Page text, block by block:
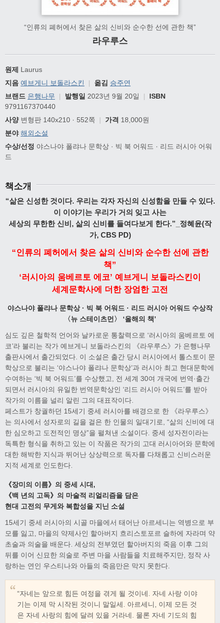
“인류의 폐허에서 찾은 삶의 신비와 순수한 선에 관한 책”
라우루스
원제 Laurus
지음 예브게니 보돌라스킨 | 옮김 승주연
브랜드 은행나무 | 발행일 2023년 9월 20일 |
ISBN
9791167370440
사양변형판 140x210 · 552쪽 | 가격 18,000원
분야 해외소설
수상/선정 야스나야 폴랴나 문학상 · 빅 북 어워드 · 리드 러시아 어워
드
책소개
“삶은 신성한 것이다. 우리는 각자 자신의 신성함을 만들 수 있다.
이 이야기는 우리가 거의 잊고 사는
세상의 무한한 신비, 삶의 신비를 들여다보게 한다.”_정혜윤(작
가, CBS PD)
“인류의 폐허에서 찾은 삶의 신비와 순수한 선에 관한
책”
‘러시아의 움베르토 에코’ 예브게니 보돌라스킨이
세계문학사에 더한 장엄한 고전
야스나야 폴랴나 문학상 · 빅 북 어워드 · 리드 러시아 어워드 수상작
〈뉴 스테이츠먼〉 ‘올해의 책’
심도 깊은 철학적 언어와 날카로운 통찰력으로 ‘러시아의 움베르토 에
코’라 불리는 작가 예브게니 보돌라스킨의 《라우루스》가 은행나무
출판사에서 출간되었다. 이 소설은 출간 당시 러시아에서 톨스토이 문
학상으로 불리는 ‘야스나야 폴랴나 문학상’과 러시아 최고 현대문학에
수여하는 ‘빅 북 어워드’를 수상했고, 전 세계 30여 개국에 번역·출간
되면서 러시아의 유일한 번역문학상인 ‘리드 러시아 어워드’를 받아
작가의 이름을 널리 알린 그의 대표작이다.
페스트가 창궐하던 15세기 중세 러시아를 배경으로 한 《라우루스》
는 의사에서 성자로의 길을 걸은 한 인물의 일대기로, “삶의 신비에 대
한 심오하고 도전적인 명상”을 펼쳐낸 소설이다. 중세 성자전이라는
독특한 형식을 취하고 있는 이 작품은 작가의 고대 러시아어와 문학에
대한 해박한 지식과 뛰어난 상상력으로 독자를 다채롭고 신비스러운
지적 세계로 인도한다.
《장미의 이름》의 중세 시대,
《백 년의 고독》의 마술적 리얼리즘을 담은
현대 고전의 무게와 복합성을 지닌 소설
15세기 중세 러시아의 시골 마을에서 태어난 아르세니는 역병으로 부
모를 잃고, 마을의 약제사인 할아버지 흐리스토포르 슬하에 자라며 약
초술과 의술을 배운다. 세상의 전부였던 할아버지의 죽음 이후 그의
뒤를 이어 신묘한 의술로 주변 마을 사람들을 치료해주지만, 정작 사
랑하는 연인 우스티나와 아들의 죽음만은 막지 못한다.
“자네는 앞으로 힘든 여정을 겪게 될 것이네. 자네 사랑 이야
기는 이제 막 시작된 것이니 말일세. 아르세니, 이제 모든 것
은 자네 사랑의 힘에 달려 있을 거라네. 물론 자네 기도의 힘